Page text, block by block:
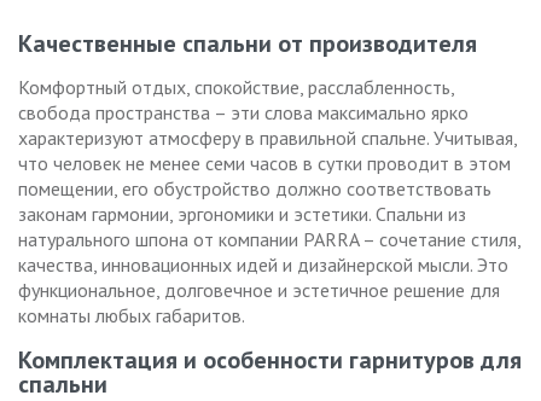
Качественные спальни от производителя
Комфортный отдых, спокойствие, расслабленность,
свобода пространства – эти слова максимально ярко
характеризуют атмосферу в правильной спальне. Учитывая,
что человек не менее семи часов в сутки проводит в этом
помещении, его обустройство должно соответствовать
законам гармонии, эргономики и эстетики. Спальни из
натурального шпона от компании PARRA – сочетание стиля,
качества, инновационных идей и дизайнерской мысли. Это
функциональное, долговечное и эстетичное решение для
комнаты любых габаритов.
Комплектация и особенности гарнитуров для
спальни